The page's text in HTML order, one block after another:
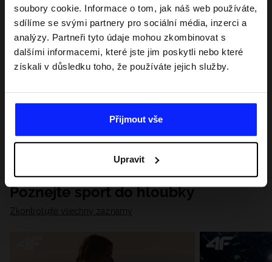
soubory cookie. Informace o tom, jak náš web používáte,
sdílíme se svými partnery pro sociální média, inzerci a
analýzy. Partneři tyto údaje mohou zkombinovat s
dalšími informacemi, které jste jim poskytli nebo které
získali v důsledku toho, že používáte jejich služby.
Přijmout vše
Upravit
Poznejte sport do hloubky
Zkontrolujte všechny záznamy